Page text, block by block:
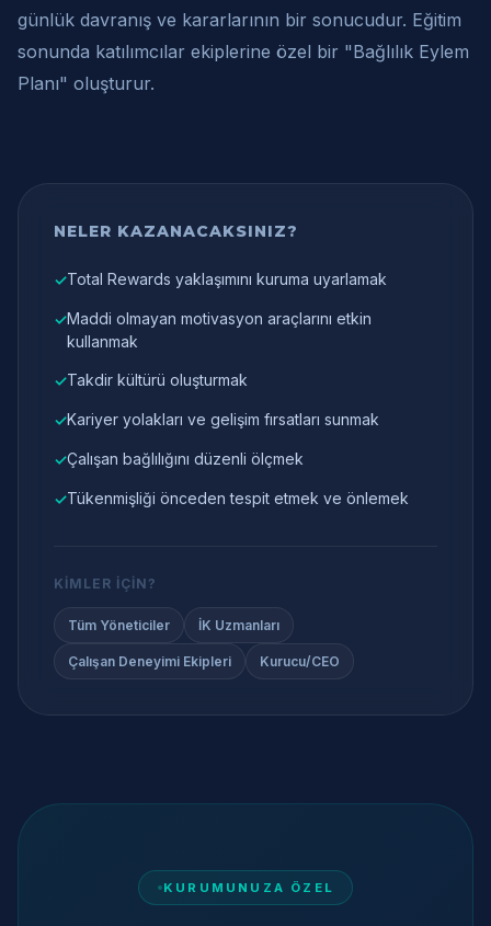
günlük davranış ve kararlarının bir sonucudur. Eğitim
sonunda katılımcılar ekiplerine özel bir "Bağlılık Eylem
Planı" oluşturur.
NELER KAZANACAKSINIZ?
✓Total Rewards yaklaşımını kuruma uyarlamak
✓Maddi olmayan motivasyon araçlarını etkin
kullanmak
✓Takdir kültürü oluşturmak
✓Kariyer yolakları ve gelişim fırsatları sunmak
✓Çalışan bağlılığını düzenli ölçmek
✓Tükenmişliği önceden tespit etmek ve önlemek
KIMLER İÇIN?
Tüm Yöneticiler İK Uzmanları
Çalışan Deneyimi Ekipleri Kurucu/CEO
KURUMUNUZA ÖZEL